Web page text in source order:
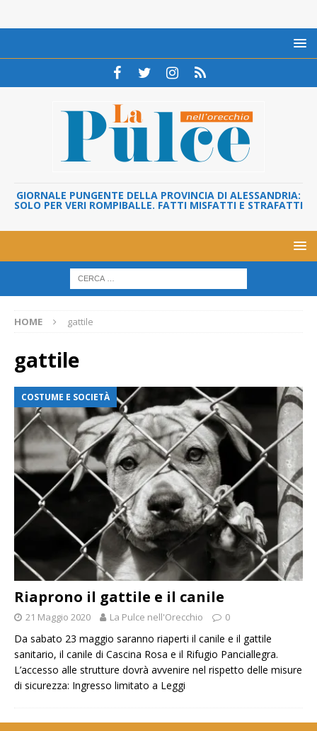
GIORNALE PUNGENTE DELLA PROVINCIA DI ALESSANDRIA:
SOLO PER VERI ROMPIBALLE. FATTI MISFATTI E STRAFATTI
HOME gattile
gattile
COSTUME E SOCIETÀ
Riaprono il gattile e il canile
21 Maggio 2020 La Pulce nell'Orecchio 0
Da sabato 23 maggio saranno riaperti il canile e il gattile
sanitario, il canile di Cascina Rosa e il Rifugio Panciallegra.
L’accesso alle strutture dovrà avvenire nel rispetto delle misure
di sicurezza: Ingresso limitato a Leggi